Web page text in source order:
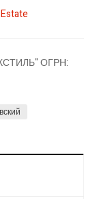
ОГРН: